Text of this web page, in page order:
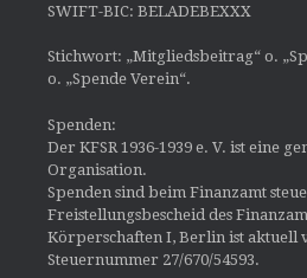
SWIFT-BIC: BELADEBEXXX
Stichwort: „Mitgliedsbeitrag“ o.
o. „Spende Verein“.
Spenden:
Der KFSR 1936-1939 e. V. ist eine
Organisation.
Spenden sind beim Finanzamt
Freistellungsbescheid des
Körperschaften I, Berlin ist aktuell
Steuernummer 27/670/54593.